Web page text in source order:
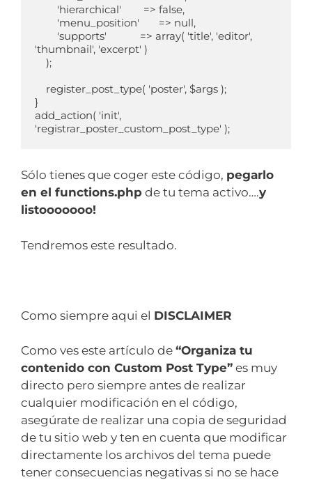
'thumbnail', 'excerpt' )
}
add_action( 'init',
Sólo tienes que coger este código, pegarlo
en el functions.php de tu tema activo….y
listooooooo!
Tendremos este resultado.
Como siempre aqui el DISCLAIMER
Como ves este artículo de “Organiza tu
contenido con Custom Post Type” es muy
directo pero siempre antes de realizar
cualquier modificación en el código,
asegúrate de realizar una copia de seguridad
de tu sitio web y ten en cuenta que modificar
directamente los archivos del tema puede
tener consecuencias negativas si no se hace